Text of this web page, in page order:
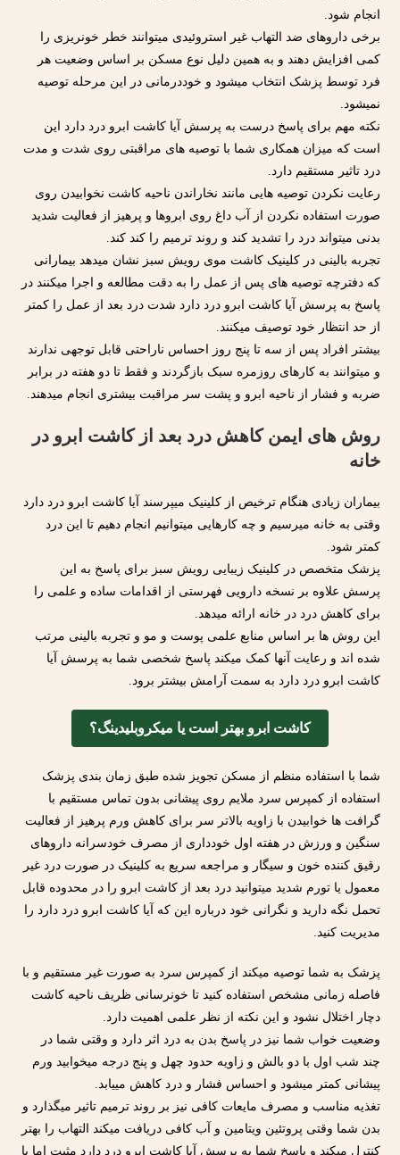
انجام شود.
برخی داروهای ضد التهاب غیر استروئیدی میتوانند خطر خونریزی را
کمی افزایش دهند و به همین دلیل نوع مسکن بر اساس وضعیت هر
فرد توسط پزشک انتخاب میشود و خوددرمانی در این مرحله توصیه
نمیشود.
نکته مهم برای پاسخ درست به پرسش آیا کاشت ابرو درد دارد این
است که میزان همکاری شما با توصیه های مراقبتی روی شدت و مدت
درد تاثیر مستقیم دارد.
رعایت نکردن توصیه هایی مانند نخاراندن ناحیه کاشت نخوابیدن روی
صورت استفاده نکردن از آب داغ روی ابروها و پرهیز از فعالیت شدید
بدنی میتواند درد را تشدید کند و روند ترمیم را کند کند.
تجربه بالینی در کلینیک کاشت موی رویش سبز نشان میدهد بیمارانی
که دفترچه توصیه های پس از عمل را به دقت مطالعه و اجرا میکنند در
پاسخ به پرسش آیا کاشت ابرو درد دارد شدت درد بعد از عمل را کمتر
از حد انتظار خود توصیف میکنند.
بیشتر افراد پس از سه تا پنج روز احساس ناراحتی قابل توجهی ندارند
و میتوانند به کارهای روزمره سبک بازگردند و فقط تا دو هفته در برابر
ضربه و فشار از ناحیه ابرو و پشت سر مراقبت بیشتری انجام میدهند.
روش های ایمن کاهش درد بعد از کاشت ابرو در
خانه
بیماران زیادی هنگام ترخیص از کلینیک میپرسند آیا کاشت ابرو درد دارد
وقتی به خانه میرسیم و چه کارهایی میتوانیم انجام دهیم تا این درد
کمتر شود.
پزشک متخصص در کلینیک زیبایی رویش سبز برای پاسخ به این
پرسش علاوه بر نسخه دارویی فهرستی از اقدامات ساده و علمی را
برای کاهش درد در خانه ارائه میدهد.
این روش ها بر اساس منابع علمی پوست و مو و تجربه بالینی مرتب
شده اند و رعایت آنها کمک میکند پاسخ شخصی شما به پرسش آیا
کاشت ابرو درد دارد به سمت آرامش بیشتر برود.
کاشت ابرو بهتر است یا میکروبلیدینگ؟
شما با استفاده منظم از مسکن تجویز شده طبق زمان بندی پزشک
استفاده از کمپرس سرد ملایم روی پیشانی بدون تماس مستقیم با
گرافت ها خوابیدن با زاویه بالاتر سر برای کاهش ورم پرهیز از فعالیت
سنگین و ورزش در هفته اول خودداری از مصرف خودسرانه داروهای
رقیق کننده خون و سیگار و مراجعه سریع به کلینیک در صورت درد غیر
معمول یا تورم شدید میتوانید درد بعد از کاشت ابرو را در محدوده قابل
تحمل نگه دارید و نگرانی خود درباره این که آیا کاشت ابرو درد دارد را
مدیریت کنید.
پزشک به شما توصیه میکند از کمپرس سرد به صورت غیر مستقیم و با
فاصله زمانی مشخص استفاده کنید تا خونرسانی ظریف ناحیه کاشت
دچار اختلال نشود و این نکته از نظر علمی اهمیت دارد.
وضعیت خواب شما نیز در پاسخ بدن به درد اثر دارد و وقتی شما در
چند شب اول با دو بالش و زاویه حدود چهل و پنج درجه میخوابید ورم
پیشانی کمتر میشود و احساس فشار و درد کاهش مییابد.
تغذیه مناسب و مصرف مایعات کافی نیز بر روند ترمیم تاثیر میگذارد و
بدن شما وقتی پروتئین ویتامین و آب کافی دریافت میکند التهاب را بهتر
کنترل میکند و پاسخ شما به پرسش آیا کاشت ابرو درد دارد مثبت اما با